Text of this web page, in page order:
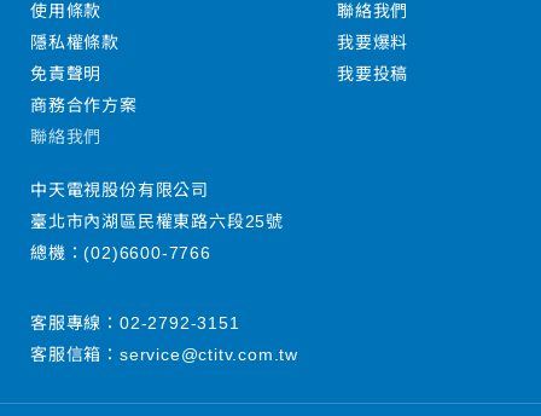
使用條款
隱私權條款
免責聲明
商務合作方案
聯絡我們
我要爆料
我要投稿
聯絡我們
中天電視股份有限公司
臺北市內湖區民權東路六段25號
總機：(02)6600-7766
客服專線： 02-2792-3151
客服信箱： service@ctitv.com.tw